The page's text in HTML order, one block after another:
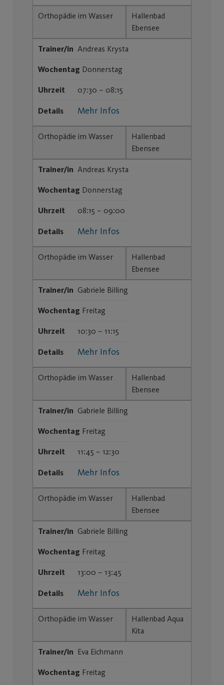
Orthopädie im Wasser
Hallenbad
Ebensee
Trainer/in Andreas Krysta
Wochentag Donnerstag
Uhrzeit 07:30 – 08:15
Details Mehr Infos
Orthopädie im Wasser
Hallenbad
Ebensee
Trainer/in Andreas Krysta
Wochentag Donnerstag
Uhrzeit 08:15 – 09:00
Details Mehr Infos
Orthopädie im Wasser
Hallenbad
Ebensee
Trainer/in Gabriele Billing
Wochentag Freitag
Uhrzeit 10:30 – 11:15
Details Mehr Infos
Orthopädie im Wasser
Hallenbad
Ebensee
Trainer/in Gabriele Billing
Wochentag Freitag
Uhrzeit 11:45 – 12:30
Details Mehr Infos
Orthopädie im Wasser
Hallenbad
Ebensee
Trainer/in Gabriele Billing
Wochentag Freitag
Uhrzeit 13:00 – 13:45
Details Mehr Infos
Orthopädie im Wasser
Hallenbad Aqua
Kita
Trainer/in Eva Eichmann
Wochentag Freitag